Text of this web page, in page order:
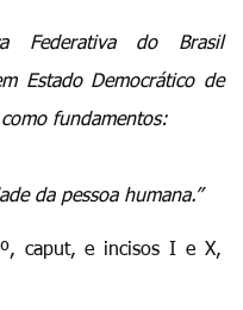
Federativa do Brasil
Estado Democrático de
fundamentos:
da pessoa humana.”
caput, e incisos I e X,